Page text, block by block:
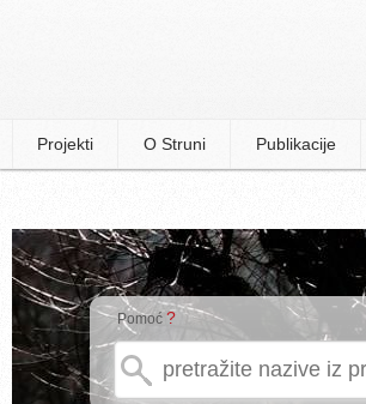
Projekti O Struni Publikacije
Pomoć ?